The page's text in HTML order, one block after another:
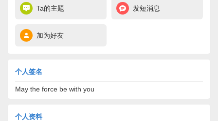
Ta的主题 发短消息
加为好友
个人签名
May the force be with you
个人资料